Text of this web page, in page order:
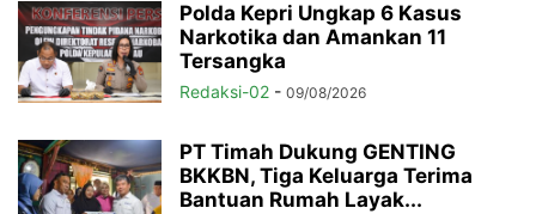
Polda Kepri Ungkap 6 Kasus
Narkotika dan Amankan 11
Tersangka
Redaksi-02 - 09/08/2026
PT Timah Dukung GENTING
BKKBN, Tiga Keluarga Terima
Bantuan Rumah Layak...